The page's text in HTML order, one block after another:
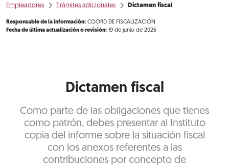
Empleadores Trámites adicionales Dictamen fiscal
Responsable de la información: COORD DE FISCALIZACIÓN
Fecha de última actualización o revisión: 19 de junio de 2026
Dictamen fiscal
Como parte de las obligaciones que tienes
como patrón, debes presentar al Instituto
copia del informe sobre la situación fiscal
con los anexos referentes a las
contribuciones por concepto de